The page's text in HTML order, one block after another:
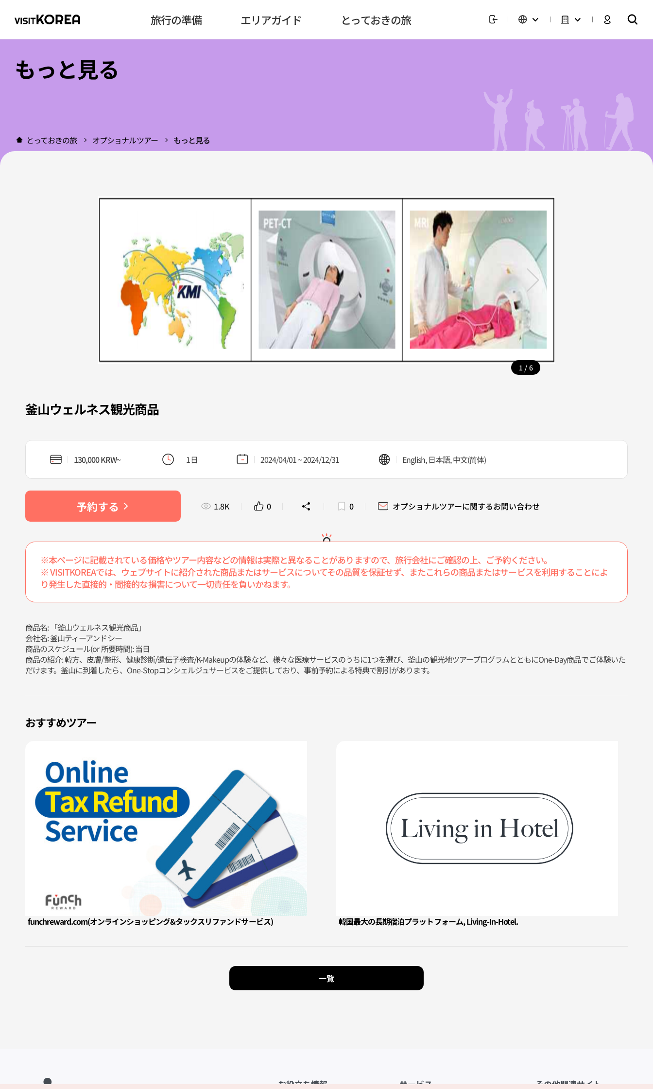
旅行の準備 エリアガイド とっておきの旅
もっと見る
とっておきの旅 オプショナルツアー もっと見る
1 / 6
釜山ウェルネス観光商品
130,000 KRW~ 1日 2024/04/01 ~ 2024/12/31 English, 日本語, 中文(简体)
予約する 1.8K 0 0 オプショナルツアーに関するお問い合わせ
※本ページに記載されている価格やツアー内容などの情報は実際と異なることがありますので、旅行会社にご確認の上、ご予約ください。
※ VISITKOREAでは、ウェブサイトに紹介された商品またはサービスについてその品質を保証せず、またこれらの商品またはサービスを利用することによ
り発生した直接的・間接的な損害について一切責任を負いかねます。
商品名: 「釜山ウェルネス観光商品」
会社名: 釜山ティーアンドシー
商品のスケジュール(or 所要時間): 当日
商品の紹介: 韓方、皮膚/整形、健康診断/遺伝子検査/K-Makeupの体験など、様々な医療サービスのうちに1つを選び、釜山の観光地ツアープログラムとともにOne-Day商品でご体験いた
だけます。釜山に到着したら、One-Stopコンシェルジュサービスをご提供しており、事前予約による特典で割引があります。
おすすめツアー
funchreward.com(オンラインショッピング&タックスリファンドサービス) 韓国最大の長期宿泊プラットフォーム, Living-In-Hotel.
一覧
お役立ち情報 サービス その他関連サイト